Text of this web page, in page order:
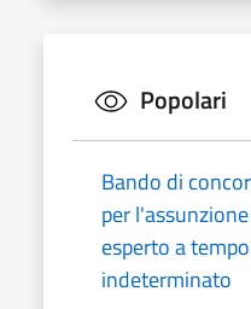
Popolari
Bando di
per
esperto a
indeterminato